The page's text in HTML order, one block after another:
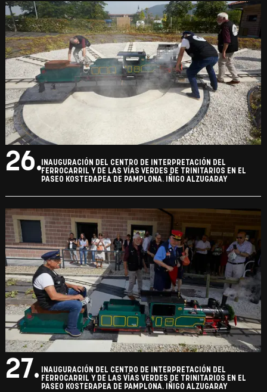
26. INAUGURACIÓN DEL CENTRO DE INTERPRETACIÓN DEL
FERROCARRIL Y DE LAS VÍAS VERDES DE TRINITARIOS EN EL
PASEO KOSTERAPEA DE PAMPLONA. IÑIGO ALZUGARAY
27.
INAUGURACIÓN DEL CENTRO DE INTERPRETACIÓN DEL
FERROCARRIL Y DE LAS VÍAS VERDES DE TRINITARIOS EN EL
PASEO KOSTERAPEA DE PAMPLONA. IÑIGO ALZUGARAY